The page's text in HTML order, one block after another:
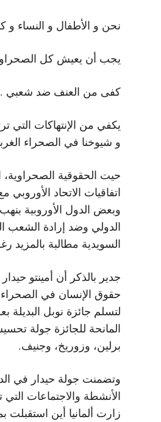
نحن و الأطفال و النساء و
يجب أن يعيش كل
كفى من العنف ضد شعبي .
يكفي من الإنتهاكات التي
و شيوخنا في الصحراء
حيت الحقوقية
اتفاقيات الاتحاد
وبعض الدول الأوروبية
الدولي وضد إرادة الشعب
السويدية مطالبة بالمزيد
جدير بالذكر أن أمينتو
حقوق الإنسان في
لتسلم جائزة نوبل
المانحة للجائزة جولة
برلين، وزوريخ، وجنيف.
وتضمنت جولة حيدار في
الأنشطة والاجتماعات
زارت ألمانيا أين استقبلت